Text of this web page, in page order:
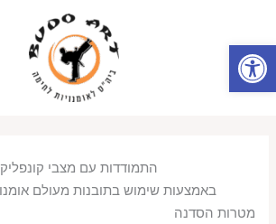
פתח סרגל נגישות
התמודדות עם מצבי
באמצעות שימוש בתובנות מעולם
מטרות הסדנה